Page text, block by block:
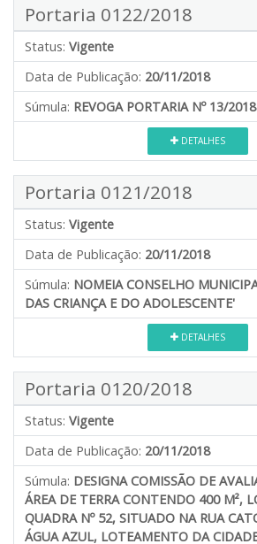
Portaria 0122/2018
Status: Vigente
Data de Publicação: 20/11/2018
Súmula: REVOGA PORTARIA Nº 13/2018
DETALHES
Portaria 0121/2018
Status: Vigente
Data de Publicação: 20/11/2018
Súmula: NOMEIA CONSELHO
DAS CRIANÇA E DO ADOLESCENTE'
DETALHES
Portaria 0120/2018
Status: Vigente
Data de Publicação: 20/11/2018
Súmula: DESIGNA COMISSÃO DE
ÁREA DE TERRA CONTENDO 400 M²,
QUADRA Nº 52, SITUADO NA RUA
ÁGUA AZUL, LOTEAMENTO DA